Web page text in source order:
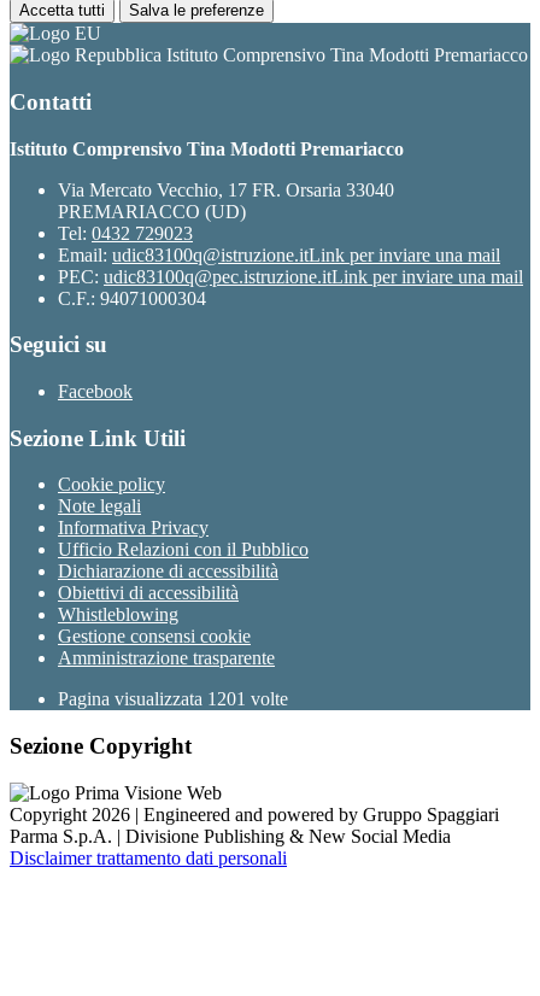
Accetta tutti Salva le preferenze
Istituto Comprensivo Tina Modotti Premariacco
Contatti
Istituto Comprensivo Tina Modotti Premariacco
Via Mercato Vecchio, 17 FR. Orsaria 33040
PREMARIACCO (UD)
Tel: 0432 729023
Email: udic83100q@istruzione.itLink per inviare una mail
PEC: udic83100q@pec.istruzione.itLink per inviare una mail
C.F.: 94071000304
Seguici su
Facebook
Sezione Link Utili
Cookie policy
Note legali
Informativa Privacy
Ufficio Relazioni con il Pubblico
Dichiarazione di accessibilità
Obiettivi di accessibilità
Whistleblowing
Gestione consensi cookie
Amministrazione trasparente
Pagina visualizzata 1201 volte
Sezione Copyright
Copyright 2026 | Engineered and powered by Gruppo Spaggiari
Parma S.p.A. | Divisione Publishing & New Social Media
Disclaimer trattamento dati personali